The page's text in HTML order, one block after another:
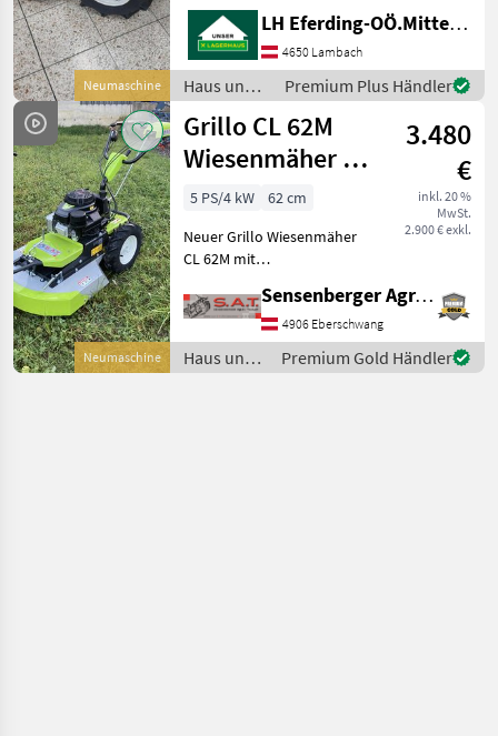
MODELL
CL
75
MARKTPLATZ
Marktplatz Händlerangebote Kleinanzeigen
Neumaschine
LH Eferding-OÖ.Mitte, Lambach
4650 Lambach
Haus und
Garten /
Grillo
Premium Plus Händler
Neumaschine
Grillo CL 62M
Wiesenmäher -
Hydrostatisch
3.480
€
inkl. 20 %
MwSt.
2.900 € exkl.
5 PS/4 kW
62 cm
Neuer Grillo Wiesenmäher
CL 62M mit
Fahrantrieb Grillo CL 62M -
Kawasaki Motor mit 4, 5PS -
Hubraum 180ccm -
hydrostatischer
Sensenberger Agrar-Technik
4906 Eberschwang
Haus und
Garten /
Premium Gold Händler